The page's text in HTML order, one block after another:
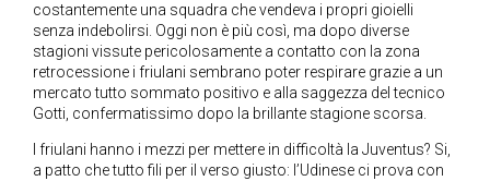
costantemente una squadra che vendeva i propri gioielli
senza indebolirsi. Oggi non è più così, ma dopo diverse
stagioni vissute pericolosamente a contatto con la zona
retrocessione i friulani sembrano poter respirare grazie a un
mercato tutto sommato positivo e alla saggezza del tecnico
Gotti, confermatissimo dopo la brillante stagione scorsa.
I friulani hanno i mezzi per mettere in difficoltà la Juventus? Si,
a patto che tutto fili per il verso giusto: l’Udinese ci prova con